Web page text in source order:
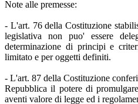
Note alle premesse:
- L'art. 76 della Costituzione
legislativa non puo' essere
determinazione di principi e
limitato e per oggetti definiti.
- L'art. 87 della Costituzione
Repubblica il potere di
aventi valore di legge ed i